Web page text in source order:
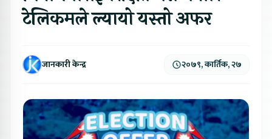
टेलिकमले ल्यायो यस्तो अफर
जानकारी केन्द्र २०७९, कार्तिक, २७